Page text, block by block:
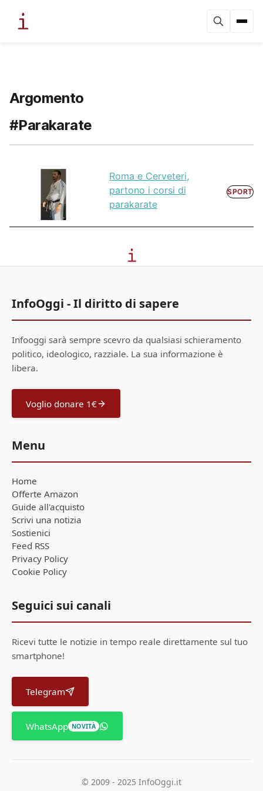
Argomento
#Parakarate
Roma e Cerveteri,
partono i corsi di
parakarate
SPORT
InfoOggi - Il diritto di sapere
Infooggi sarà sempre scevro da qualsiasi schieramento
politico, ideologico, razziale. La sua informazione è
libera.
Voglio donare 1€
Menu
Home
Offerte Amazon
Guide all'acquisto
Scrivi una notizia
Sostienici
Feed RSS
Privacy Policy
Cookie Policy
Seguici sui canali
Ricevi tutte le notizie in tempo reale direttamente sul tuo
smartphone!
Telegram
WhatsApp NOVITÀ
© 2009 - 2025 InfoOggi.it